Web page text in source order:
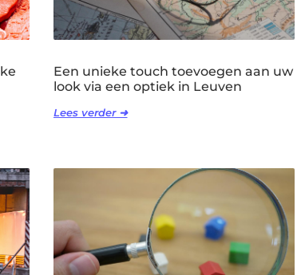
Een unieke touch toevoegen aan uw
look via een optiek in Leuven
Lees verder ➜